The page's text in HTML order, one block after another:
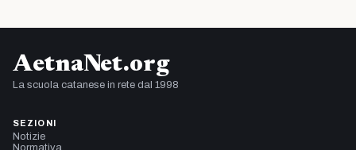
AetnaNet.org
La scuola catanese in rete dal 1998
SEZIONI
Notizie
Normativa